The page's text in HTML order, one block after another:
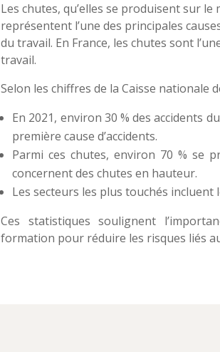
Les chutes, qu’elles se produisent sur
représentent l’une des principales
du travail. En France, les chutes sont
travail.
Selon les chiffres de la Caisse nationale
En 2021, environ 30 % des accidents
première cause d’accidents.
Parmi ces chutes, environ 70 % se
concernent des chutes en hauteur.
Les secteurs les plus touchés incluent
Ces statistiques soulignent
formation pour réduire les risques liés